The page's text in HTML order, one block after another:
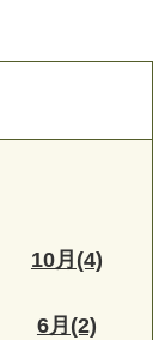
10月(4)
6月(2)